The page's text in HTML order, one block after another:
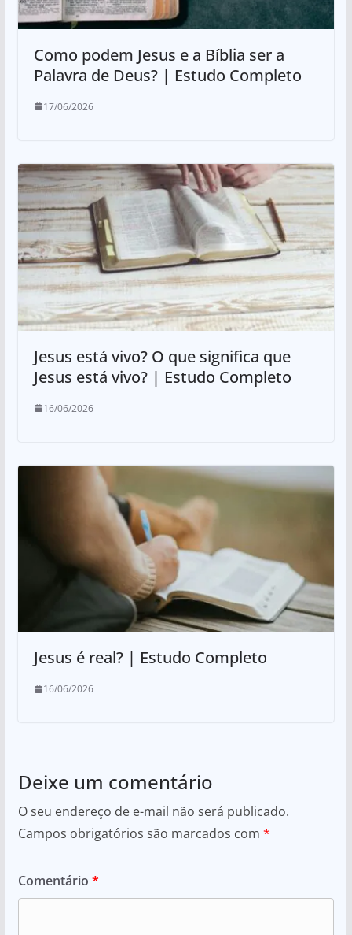
Como podem Jesus e a Bíblia ser a
Palavra de Deus? | Estudo Completo
17/06/2026
Jesus está vivo? O que significa que
Jesus está vivo? | Estudo Completo
16/06/2026
Jesus é real? | Estudo Completo
16/06/2026
Deixe um comentário
O seu endereço de e-mail não será publicado.
Campos obrigatórios são marcados com *
Comentário *